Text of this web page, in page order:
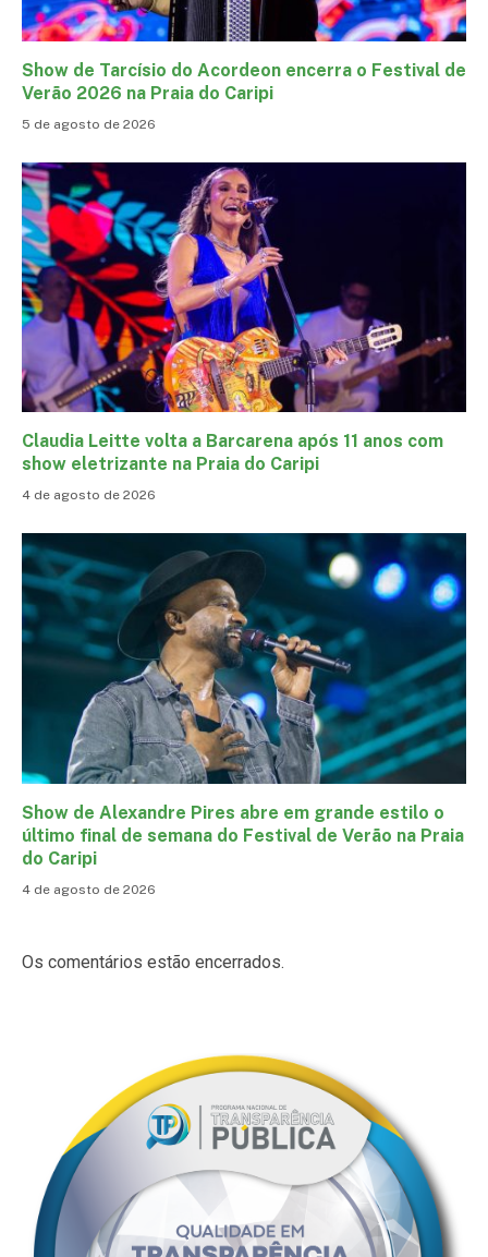
Show de Tarcísio do Acordeon encerra o Festival de
Verão 2026 na Praia do Caripi
5 de agosto de 2026
Claudia Leitte volta a Barcarena após 11 anos com
show eletrizante na Praia do Caripi
4 de agosto de 2026
Show de Alexandre Pires abre em grande estilo o
último final de semana do Festival de Verão na Praia
do Caripi
4 de agosto de 2026
Os comentários estão encerrados.